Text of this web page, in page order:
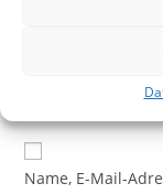
Kommentieren
ein
Adresse
zum
Kommentieren
Website-
URL
Name, E-Mail-